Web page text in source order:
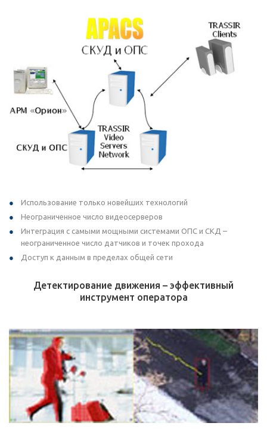
Использование только новейших технологий
Неограниченное число видеосерверов
Интеграция с самыми мощными системами ОПС и СКД –
неограниченное число датчиков и точек прохода
Доступ к данным в пределах общей сети
Детектирование движения – эффективный
инструмент оператора